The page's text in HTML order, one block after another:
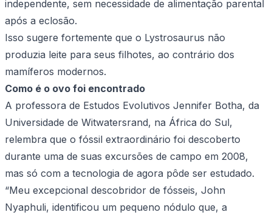
independente, sem necessidade de alimentação parental
após a eclosão.
Isso sugere fortemente que o Lystrosaurus não
produzia leite para seus filhotes, ao contrário dos
mamíferos modernos.
Como é o ovo foi encontrado
A professora de Estudos Evolutivos Jennifer Botha, da
Universidade de Witwatersrand, na África do Sul,
relembra que o fóssil extraordinário foi descoberto
durante uma de suas excursões de campo em 2008,
mas só com a tecnologia de agora pôde ser estudado.
“Meu excepcional descobridor de fósseis, John
Nyaphuli, identificou um pequeno nódulo que, a